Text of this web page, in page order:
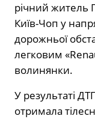
річний житель
Київ-Чоп у
дорожньої
легковим
волинянки.
У результаті
отримала